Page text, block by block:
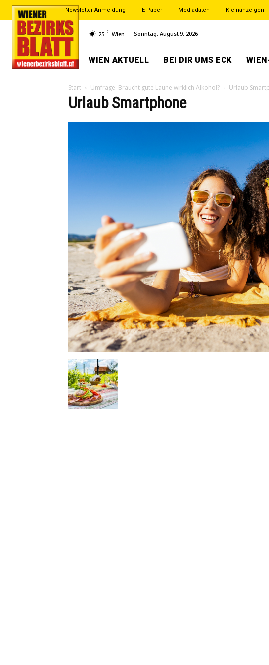
Newsletter-Anmeldung E-Paper Mediadaten Kleinanzeigen
25 C Wien Sonntag, August 9, 2026
WIEN AKTUELL BEI DIR UMS ECK
Start Umfrage: Braucht gute Laune wirklich Alkohol? Urlaub
Urlaub Smartphone